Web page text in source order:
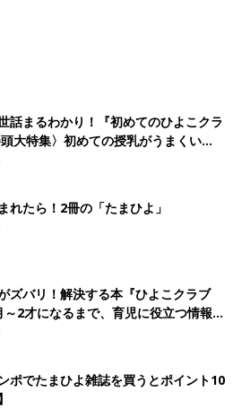
話まるわかり！『初めてのひよこクラ
大特集〉初めての授乳がうまくい
ミルクの基本と夏のトラブル 解決テ
れたら！2冊の「たまひよ」
ズバリ！解決する本『ひよこクラブ
2才になるまで、育児に役立つ情報が
ポでたまひよ雑誌を買うとポイント10